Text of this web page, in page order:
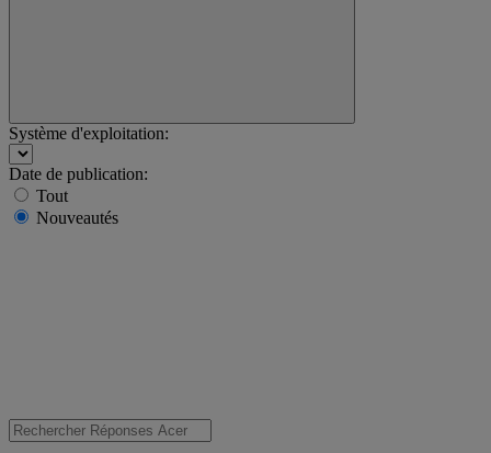
Système d'exploitation:
Date de publication:
Tout
Nouveautés